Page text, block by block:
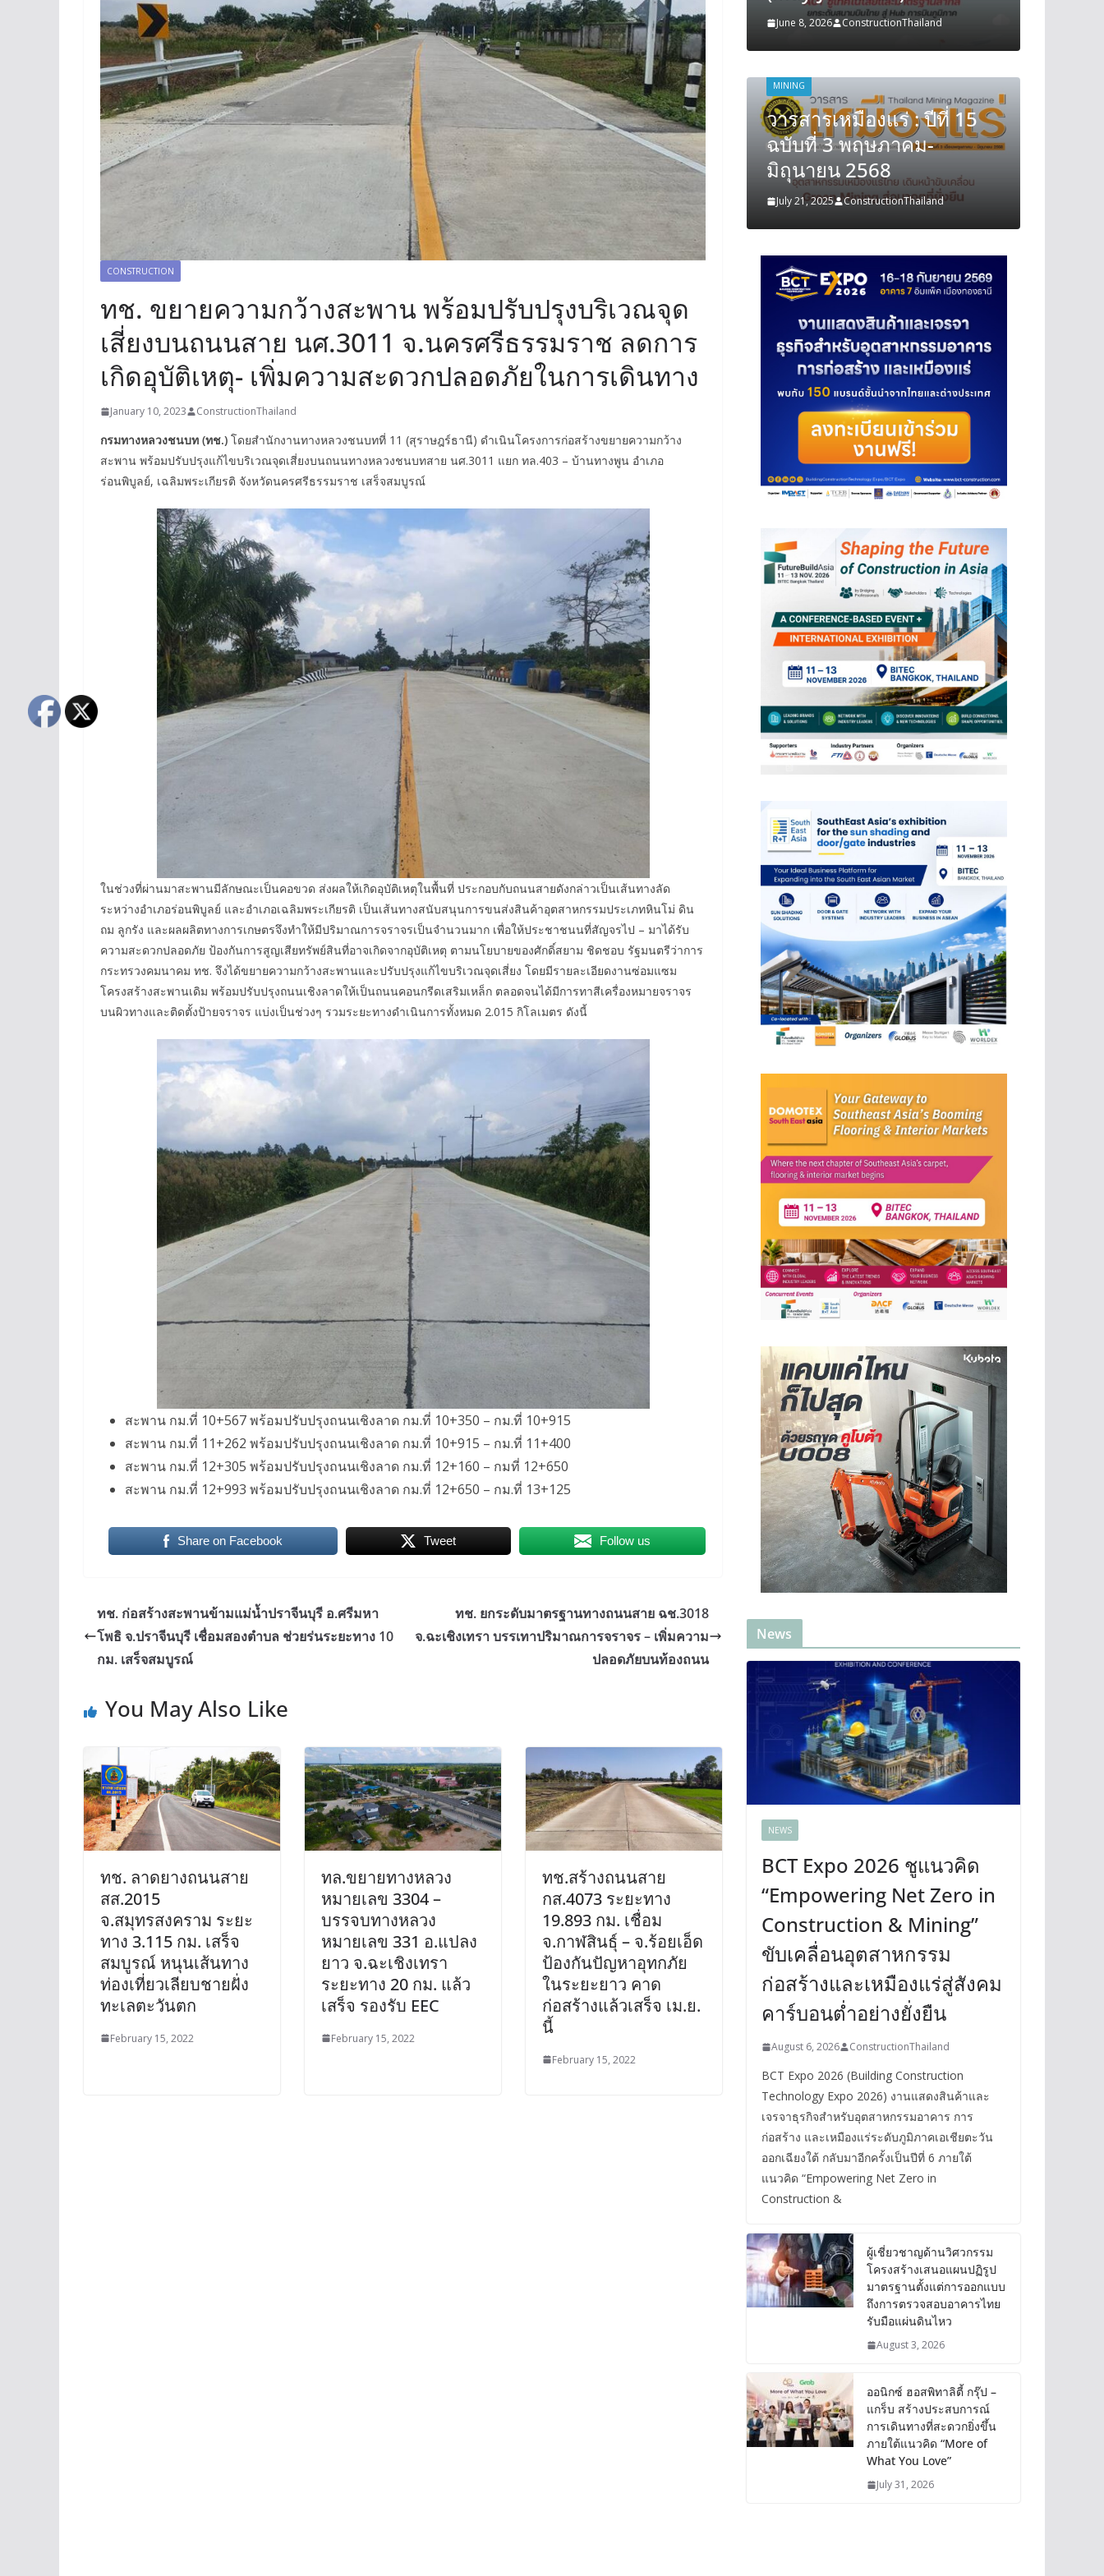
CONSTRUCTION
ทช. ขยายความกว้างสะพาน พร้อมปรับปรุงบริเวณจุด
เสี่ยงบนถนนสาย นศ.3011 จ.นครศรีธรรมราช ลดการ
เกิดอุบัติเหตุ- เพิ่มความสะดวกปลอดภัยในการเดินทาง
January 10, 2023 ConstructionThailand
กรมทางหลวงชนบท (ทช.) โดยสำนักงานทางหลวงชนบทที่ 11 (สุราษฎร์ธานี) ดำเนินโครงการก่อสร้างขยายความกว้าง
สะพาน พร้อมปรับปรุงแก้ไขบริเวณจุดเสี่ยงบนถนนทางหลวงชนบทสาย นศ.3011 แยก ทล.403 – บ้านทางพูน อำเภอ
ร่อนพิบูลย์, เฉลิมพระเกียรติ จังหวัดนครศรีธรรมราช เสร็จสมบูรณ์
ในช่วงที่ผ่านมาสะพานมีลักษณะเป็นคอขวด ส่งผลให้เกิดอุบัติเหตุในพื้นที่ ประกอบกับถนนสายดังกล่าวเป็นเส้นทางลัด
ระหว่างอำเภอร่อนพิบูลย์ และอำเภอเฉลิมพระเกียรติ เป็นเส้นทางสนับสนุนการขนส่งสินค้าอุตสาหกรรมประเภทหินโม่ ดิน
ถม ลูกรัง และผลผลิตทางการเกษตรจึงทำให้มีปริมาณการจราจรเป็นจำนวนมาก เพื่อให้ประชาชนนที่สัญจรไป – มาได้รับ
ความสะดวกปลอดภัย ป้องกันการสูญเสียทรัพย์สินที่อาจเกิดจากอุบัติเหตุ ตามนโยบายของศักดิ์สยาม ชิดชอบ รัฐมนตรีว่าการ
กระทรวงคมนาคม ทช. จึงได้ขยายความกว้างสะพานและปรับปรุงแก้ไขบริเวณจุดเสี่ยง โดยมีรายละเอียดงานซ่อมแซม
โครงสร้างสะพานเดิม พร้อมปรับปรุงถนนเชิงลาดให้เป็นถนนคอนกรีดเสริมเหล็ก ตลอดจนได้มีการทาสีเครื่องหมายจราจร
บนผิวทางและติดตั้งป้ายจราจร แบ่งเป็นช่วงๆ รวมระยะทางดำเนินการทั้งหมด 2.015 กิโลเมตร ดังนี้
สะพาน กม.ที่ 10+567 พร้อมปรับปรุงถนนเชิงลาด กม.ที่ 10+350 – กม.ที่ 10+915
สะพาน กม.ที่ 11+262 พร้อมปรับปรุงถนนเชิงลาด กม.ที่ 10+915 – กม.ที่ 11+400
สะพาน กม.ที่ 12+305 พร้อมปรับปรุงถนนเชิงลาด กม.ที่ 12+160 – กมที่ 12+650
สะพาน กม.ที่ 12+993 พร้อมปรับปรุงถนนเชิงลาด กม.ที่ 12+650 – กม.ที่ 13+125
Share on Facebook Tweet Follow us
ทช. ก่อสร้างสะพานข้ามแม่น้ำปราจีนบุรี อ.ศรีมหา
โพธิ จ.ปราจีนบุรี เชื่อมสองตำบล ช่วยร่นระยะทาง 10
กม. เสร็จสมบูรณ์
ทช. ยกระดับมาตรฐานทางถนนสาย ฉช.3018
จ.ฉะเชิงเทรา บรรเทาปริมาณการจราจร – เพิ่มความ
ปลอดภัยบนท้องถนน
You May Also Like
ทช. ลาดยางถนนสาย
สส.2015
จ.สมุทรสงคราม ระยะ
ทาง 3.115 กม. เสร็จ
สมบูรณ์ หนุนเส้นทาง
ท่องเที่ยวเลียบชายฝั่ง
ทะเลตะวันตก
February 15, 2022
ทล.ขยายทางหลวง
หมายเลข 3304 –
บรรจบทางหลวง
หมายเลข 331 อ.แปลง
ยาว จ.ฉะเชิงเทรา
ระยะทาง 20 กม. แล้ว
เสร็จ รองรับ EEC
February 15, 2022
ทช.สร้างถนนสาย
กส.4073 ระยะทาง
19.893 กม. เชื่อม
จ.กาฬสินธุ์ – จ.ร้อยเอ็ด
ป้องกันปัญหาอุทกภัย
ในระยะยาว คาด
ก่อสร้างแล้วเสร็จ เม.ย.
นี้
February 15, 2022
June 8, 2026 ConstructionThailand June 8, 2026 ConstructionThailand
MINING
วารสารเหมืองแร่ : ปีที่ 15
ฉบับที่ 3 พฤษภาคม-
มิถุนายน 2568
July 21, 2025 ConstructionThailand
MINING
วารสารเหมืองแร่ : ปีที่ 15
ฉบับที่ 3 พฤษภาคม-
มิถุนายน 2568
July 21, 2025 ConstructionThailand
News
NEWS
BCT Expo 2026 ชูแนวคิด
“Empowering Net Zero in
Construction & Mining”
ขับเคลื่อนอุตสาหกรรม
ก่อสร้างและเหมืองแร่สู่สังคม
คาร์บอนต่ำอย่างยั่งยืน
August 6, 2026 ConstructionThailand
BCT Expo 2026 (Building Construction
Technology Expo 2026) งานแสดงสินค้าและ
เจรจาธุรกิจสำหรับอุตสาหกรรมอาคาร การ
ก่อสร้าง และเหมืองแร่ระดับภูมิภาคเอเชียตะวัน
ออกเฉียงใต้ กลับมาอีกครั้งเป็นปีที่ 6 ภายใต้
แนวคิด “Empowering Net Zero in
Construction &
ผู้เชี่ยวชาญด้านวิศวกรรม
โครงสร้างเสนอแผนปฏิรูป
มาตรฐานตั้งแต่การออกแบบ
ถึงการตรวจสอบอาคารไทย
รับมือแผ่นดินไหว
August 3, 2026
ออนิกซ์ ฮอสพิทาลิตี้ กรุ๊ป –
แกร็บ สร้างประสบการณ์
การเดินทางที่สะดวกยิ่งขึ้น
ภายใต้แนวคิด “More of
What You Love”
July 31, 2026